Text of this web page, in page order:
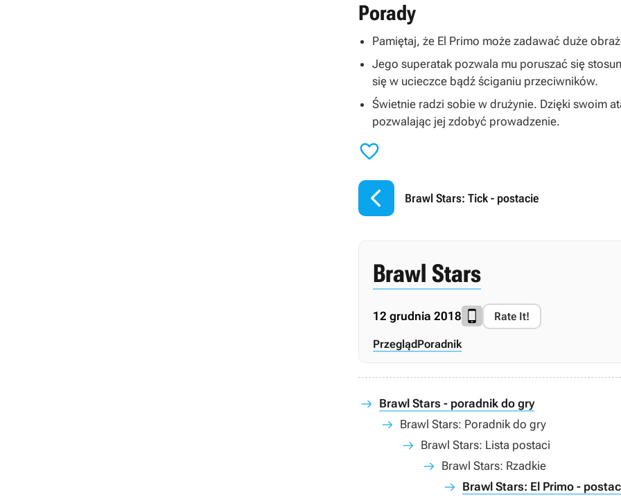
Porady
Pamiętaj, że El Primo może zadawać duże
Jego superatak pozwala mu poruszać się
się w ucieczce bądź ściganiu przeciwników.
Świetnie radzi sobie w drużynie. Dzięki swoim
pozwalając jej zdobyć prowadzenie.

 Brawl Stars: Tick - postacie
Brawl Stars
12 grudnia 2018 Rate It!
PrzeglądPoradnik
Brawl Stars - poradnik do gry
Brawl Stars: Poradnik do gry
Brawl Stars: Lista postaci
Brawl Stars: Rzadkie
Brawl Stars: El Primo -